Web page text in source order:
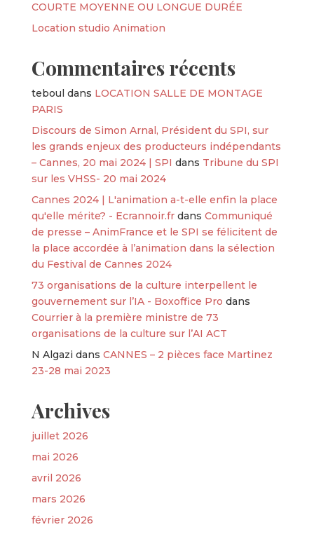
COURTE MOYENNE OU LONGUE DURÉE
Location studio Animation
Commentaires récents
teboul dans LOCATION SALLE DE MONTAGE
PARIS
Discours de Simon Arnal, Président du SPI, sur
les grands enjeux des producteurs indépendants
– Cannes, 20 mai 2024 | SPI dans Tribune du SPI
sur les VHSS- 20 mai 2024
Cannes 2024 | L'animation a-t-elle enfin la place
qu'elle mérite? - Ecrannoir.frdans Communiqué
de presse – AnimFrance et le SPI se félicitent de
la place accordée à l’animation dans la sélection
du Festival de Cannes 2024
73 organisations de la culture interpellent le
gouvernement sur l’IA - Boxoffice Pro dans
Courrier à la première ministre de 73
organisations de la culture sur l’AI ACT
N Algazi dans CANNES – 2 pièces face Martinez
23-28 mai 2023
Archives
juillet 2026
mai 2026
avril 2026
mars 2026
février 2026